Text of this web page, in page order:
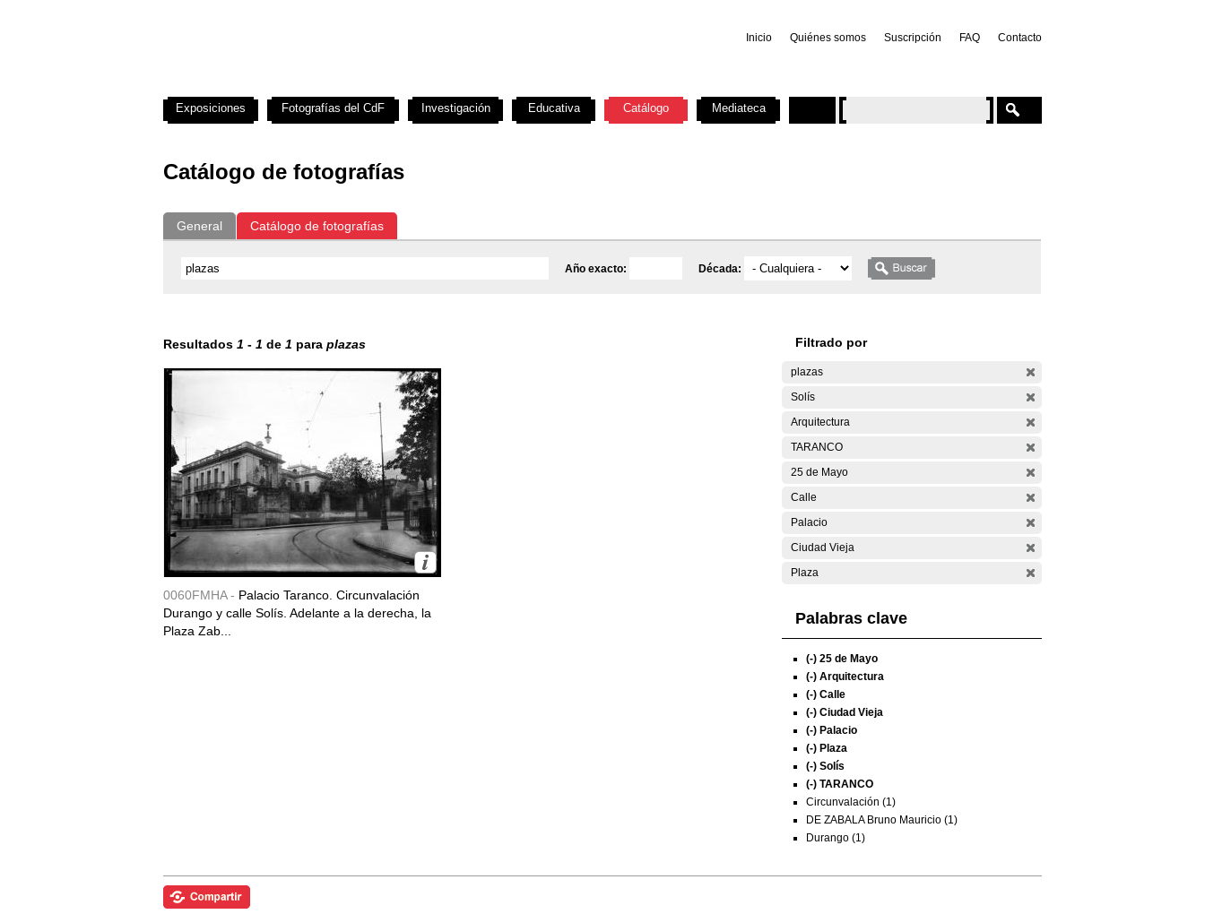
Inicio Quiénes somos Suscripción FAQ Contacto
Catálogo de fotografías
General Catálogo de fotografías
Año exacto: Década:
Resultados 1 - 1 de 1 para plazas
0060FMHA - Palacio Taranco. Circunvalación
Durango y calle Solís. Adelante a la derecha, la
Plaza Zab...
Filtrado por
plazas
Solís
Arquitectura
TARANCO
25 de Mayo
Calle
Palacio
Ciudad Vieja
Plaza
Palabras clave
(-) 25 de Mayo
(-) Arquitectura
(-) Calle
(-) Ciudad Vieja
(-) Palacio
(-) Plaza
(-) Solís
(-) TARANCO
Circunvalación (1)
DE ZABALA Bruno Mauricio (1)
Durango (1)
Exposiciones Fotografías del CdF Investigación Educativa Catálogo Mediateca